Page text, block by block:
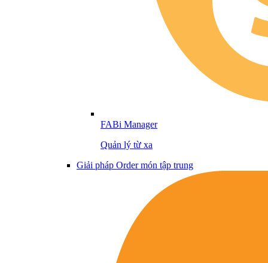
FABi Manager
Quản lý từ xa
Giải pháp Order món tập trung